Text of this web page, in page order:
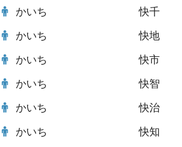
かいち 快千
かいち 快地
かいち 快市
かいち 快智
かいち 快治
かいち 快知